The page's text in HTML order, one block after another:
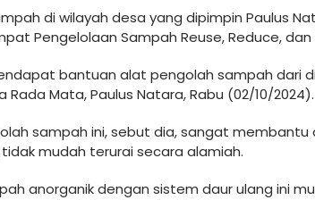
di wilayah desa yang dipimpin Paulus
Pengelolaan Sampah Reuse, Reduce, dan
bantuan alat pengolah sampah dari
Rada Mata, Paulus Natara, Rabu (02/10/2024).
sampah ini, sebut dia, sangat membantu
mudah terurai secara alamiah.
anorganik dengan sistem daur ulang ini